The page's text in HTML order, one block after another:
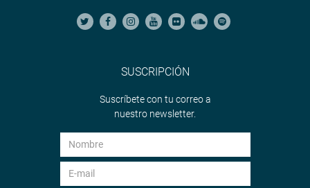
SUSCRIPCIÓN
Suscríbete con tu correo a
nuestro newsletter.